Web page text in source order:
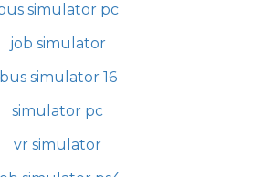
simulator pc
job simulator
bus simulator 16
simulator pc
vr simulator